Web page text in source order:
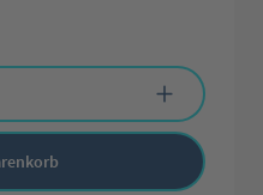
Wert ein oder benutze die